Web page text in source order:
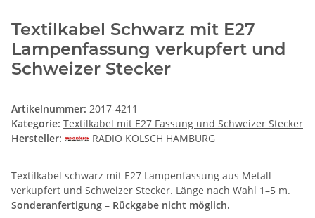
Textilkabel Schwarz mit E27
Lampenfassung verkupfert und
Schweizer Stecker
Artikelnummer: 2017-4211
Kategorie: Textilkabel mit E27 Fassung und Schweizer Stecker
Hersteller:
RADIO KÖLSCH HAMBURG
Textilkabel schwarz mit E27 Lampenfassung aus Metall
verkupfert und Schweizer Stecker. Länge nach Wahl 1–5 m.
Sonderanfertigung – Rückgabe nicht möglich.